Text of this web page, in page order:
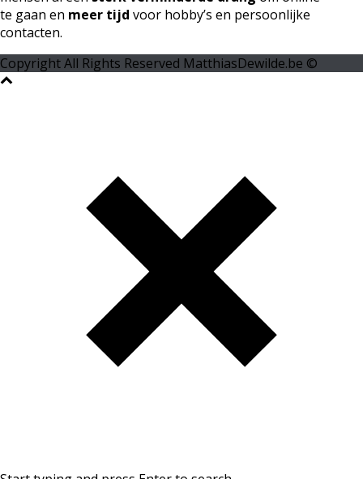
te gaan en meer tijd voor hobby’s en persoonlijke
contacten.
Copyright All Rights Reserved MatthiasDewilde.be ©